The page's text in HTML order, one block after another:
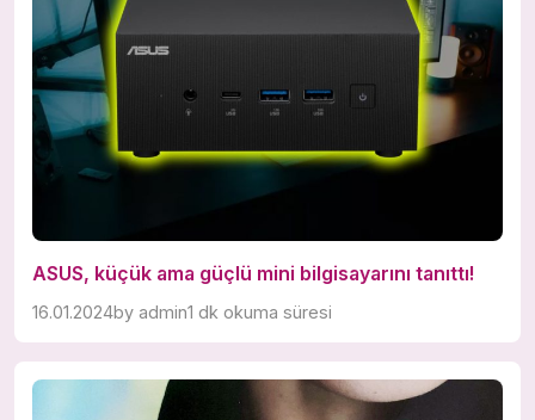
ASUS, küçük ama güçlü mini bilgisayarını tanıttı!
16.01.2024by admin1 dk okuma süresi